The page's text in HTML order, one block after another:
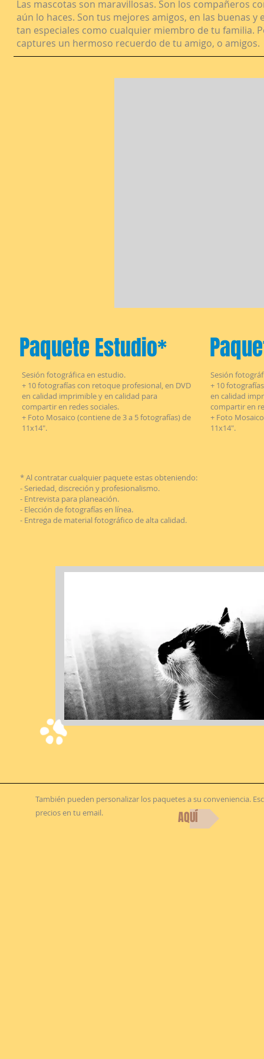
Las mascotas son maravillosas. Son los compañeros
aún lo haces. Son tus mejores amigos, en las buenas
tan especiales como cualquier miembro de tu familia.
captures un hermoso recuerdo de tu amigo, o amigos.
Paquete Estudio*
Sesión fotográfica en estudio.
+ 10 fotografías con retoque profesional, en DVD
en calidad imprimible y en calidad para
compartir en redes sociales.
+ Foto Mosaico (contiene de 3 a 5 fotografías) de
11x14".
Sesión
+ 10
en calidad
compartir en
+ Foto
11x14".
* Al contratar cualquier paquete estas obteniendo:
- Seriedad, discreción y profesionalismo.
- Entrevista para planeación.
- Elección de fotografías en línea.
- Entrega de material fotográfico de alta calidad.
AQUÍ
También pueden personalizar los paquetes a su conveniencia.
precios en tu email.